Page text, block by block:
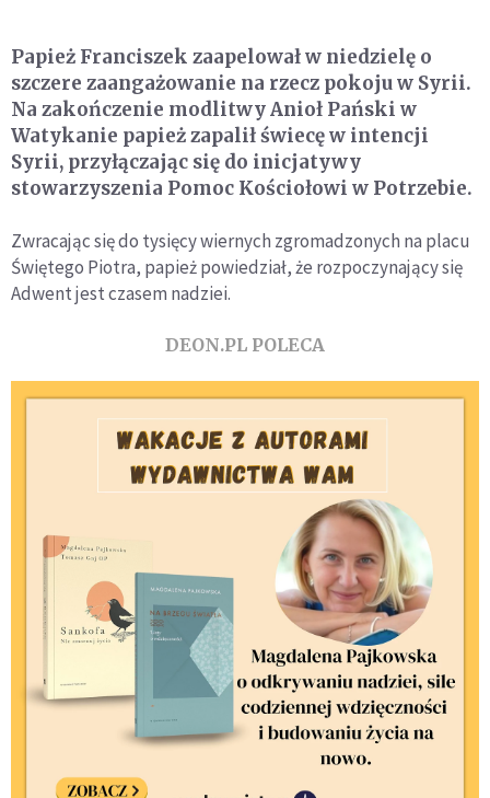
Papież Franciszek zaapelował w niedzielę o
szczere zaangażowanie na rzecz pokoju w Syrii.
Na zakończenie modlitwy Anioł Pański w
Watykanie papież zapalił świecę w intencji
Syrii, przyłączając się do inicjatywy
stowarzyszenia Pomoc Kościołowi w Potrzebie.
Zwracając się do tysięcy wiernych zgromadzonych na placu
Świętego Piotra, papież powiedział, że rozpoczynający się
Adwent jest czasem nadziei.
DEON.PL POLECA